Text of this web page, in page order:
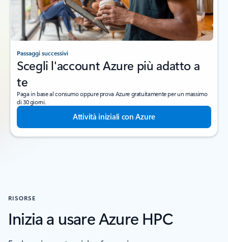
Passaggi successivi
Scegli l'account Azure più adatto a
te
Paga in base al consumo oppure prova Azure gratuitamente per un massimo
di 30 giorni.
Attività iniziali con Azure
RISORSE
Inizia a usare Azure HPC